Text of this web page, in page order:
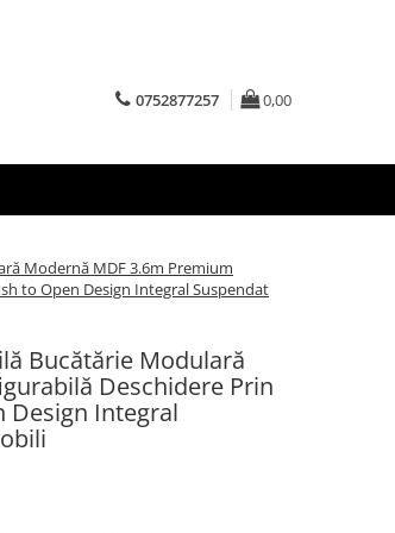
0752877257 0,00
Modernă MDF 3.6m Premium
to Open Design Integral Suspendat
Bucătărie Modulară
Deschidere Prin
Design Integral